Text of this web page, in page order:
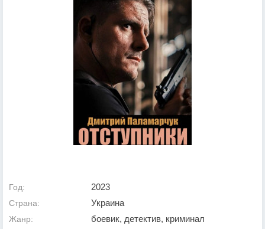
Год: 2023
Страна: Украина
Жанр: боевик, детектив, криминал